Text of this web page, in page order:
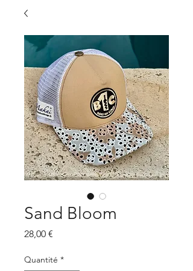
Sand Bloom
28,00 €
Quantité *